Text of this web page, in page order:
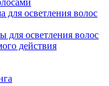
для осветления волос
для осветления волос
действия